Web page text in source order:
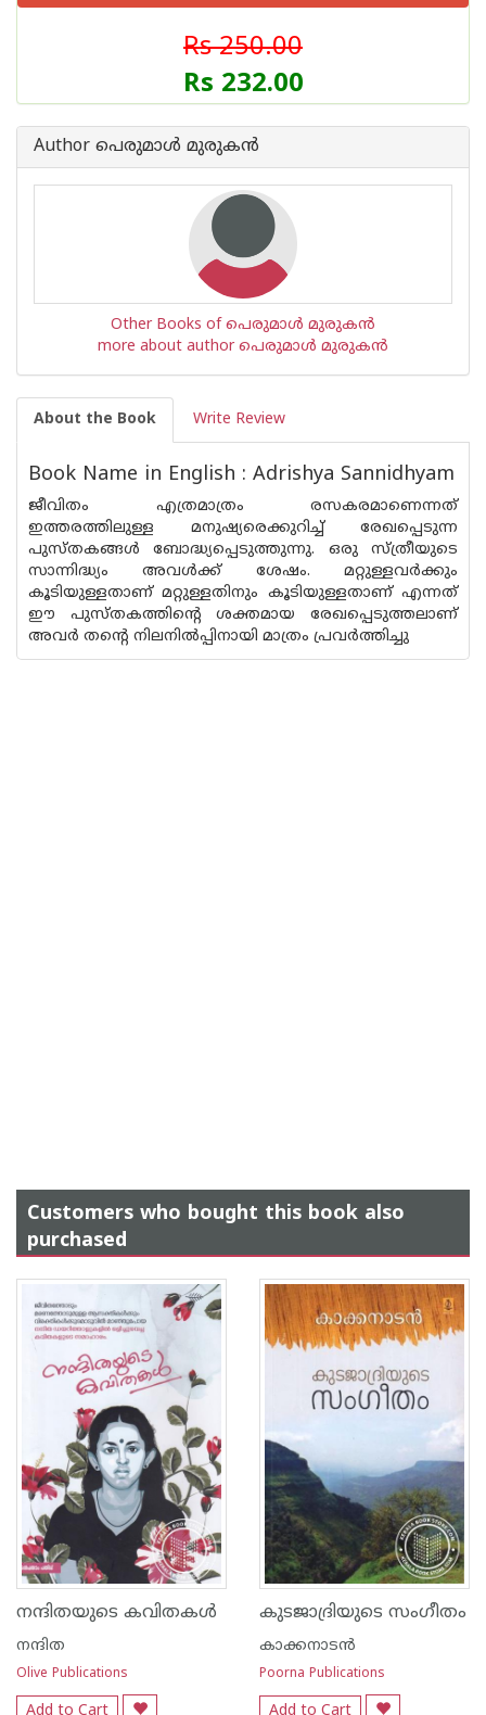
Rs 250.00
Rs 232.00
Author പെരുമാള്‍ മുരുകന്‍
Other Books of പെരുമാള്‍ മുരുകന്‍
more about author പെരുമാള്‍ മുരുകന്‍
About the Book Write Review
Book Name in English : Adrishya Sannidhyam
ജീവിതം എത്രമാത്രം രസകരമാണെന്നത്
ഇത്തരത്തിലുള്ള മനുഷ്യരെക്കുറിച്ച് രേഖപ്പെടുന്ന
പുസ്തകങ്ങള്‍ ബോദ്ധ്യപ്പെടുത്തുന്നു. ഒരു സ്ത്രീയുടെ
സാന്നിദ്ധ്യം അവള്‍ക്ക് ശേഷം. മറ്റുള്ളവര്‍ക്കും
കൂടിയുള്ളതാണ് മറ്റുള്ളതിനും കൂടിയുള്ളതാണ് എന്നത്
ഈ പുസ്തകത്തിന്റെ ശക്തമായ രേഖപ്പെടുത്തലാണ്
അവര്‍ തന്റെ നിലനില്‍പ്പിനായി മാത്രം പ്രവര്‍ത്തിച്ചു
Customers who bought this book also
purchased
നന്ദിതയുടെ കവിതകള്‍
നന്ദിത
Olive Publications
Add to Cart
കുടജാദ്രിയുടെ സംഗീതം
കാക്കനാടന്‍
Poorna Publications
Add to Cart